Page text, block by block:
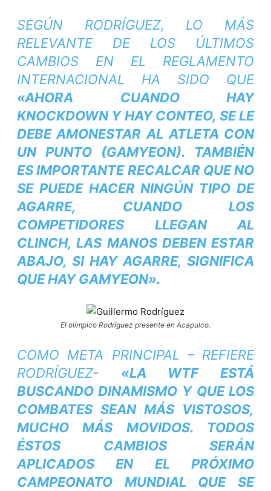
SEGÚN RODRÍGUEZ, LO MÁS
RELEVANTE DE LOS ÚLTIMOS
CAMBIOS EN EL REGLAMENTO
INTERNACIONAL HA SIDO QUE
«AHORA CUANDO HAY
KNOCKDOWN Y HAY CONTEO, SE LE
DEBE AMONESTAR AL ATLETA CON
UN PUNTO (GAMYEON). TAMBIÉN
ES IMPORTANTE RECALCAR QUE NO
SE PUEDE HACER NINGÚN TIPO DE
AGARRE, CUANDO LOS
COMPETIDORES LLEGAN AL
CLINCH, LAS MANOS DEBEN ESTAR
ABAJO, SI HAY AGARRE, SIGNIFICA
QUE HAY GAMYEON».
El olímpico Rodríguez presente en Acapulco.
COMO META PRINCIPAL – REFIERE
RODRÍGUEZ- «LA WTF ESTÁ
BUSCANDO DINAMISMO Y QUE LOS
COMBATES SEAN MÁS VISTOSOS,
MUCHO MÁS MOVIDOS. TODOS
ÉSTOS CAMBIOS SERÁN
APLICADOS EN EL PRÓXIMO
CAMPEONATO MUNDIAL QUE SE